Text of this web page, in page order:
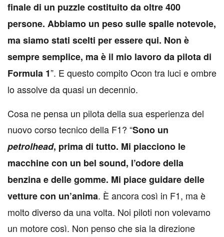
finale di un puzzle costituito da oltre 400
persone. Abbiamo un peso sulle spalle notevole,
ma siamo stati scelti per essere qui. Non è
sempre semplice, ma è il mio lavoro da pilota di
Formula 1”. E questo compito Ocon tra luci e ombre
lo assolve da quasi un decennio.
Cosa ne pensa un pilota della sua esperienza del
nuovo corso tecnico della F1? “Sono un
petrolhead, prima di tutto. Mi piacciono le
macchine con un bel sound, l’odore della
benzina e delle gomme. Mi piace guidare delle
vetture con un’anima. È ancora così in F1, ma è
molto diverso da una volta. Noi piloti non volevamo
un motore così. Non penso che sia la direzione